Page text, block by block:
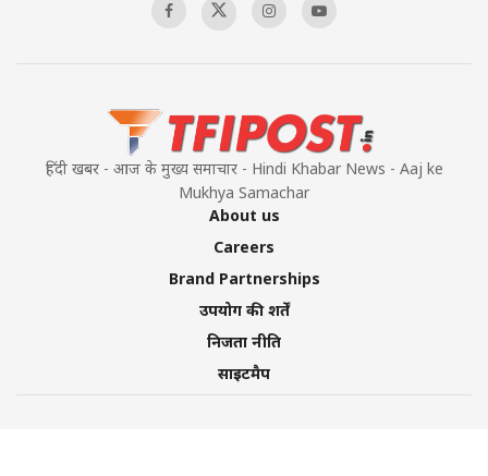
हिंदी खबर - आज के मुख्य समाचार - Hindi Khabar News - Aaj ke
Mukhya Samachar
About us
Careers
Brand Partnerships
उपयोग की शर्तें
निजता नीति
साइटमैप